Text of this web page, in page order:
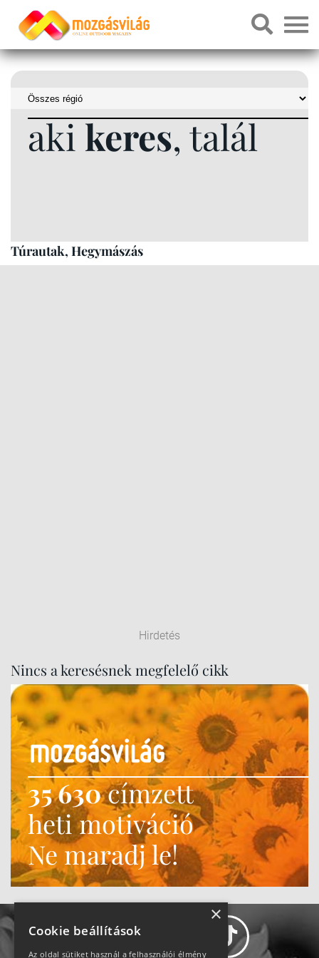
aki keres, talál
Túrautak, Hegymászás
Hirdetés
Nincs a keresésnek megfelelő cikk
35 630címzett
heti motiváció
Ne maradj le!
×
Cookie beállítások
Az oldal sütiket használ a felhasználói élmény